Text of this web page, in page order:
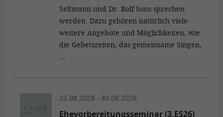
Seltmann und Dr. Rolf Sons sprechen
werden. Dazu gehören natürlich viele
weitere Angebote und Möglichkeiten, wie
die Gebetszeiten, das gemeinsame Singen,
…
25.08.2026 - 30.08.2026
Ehevorbereitungsseminar (3.ES26)